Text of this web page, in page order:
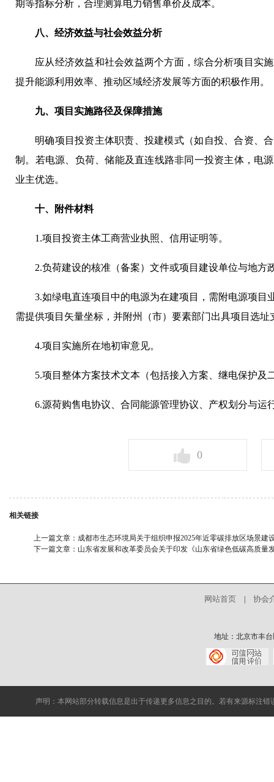
期等指标分析，合理测算电力销售单价及成本。
八、经济效益与社会效益分析
应从经济效益和社会效益两个方面，综合分析项目实
提升能源利用效率、推动区域经济发展等方面的积极作用。
九、项目实施路径及保障措施
明确项目投资主体职责、投建模式（如自投、合资、
制。若电源、负荷、储能及直连线路非同一投资主体，电
业主优选。
十、附件材料
1.项目投资主体工商营业执照、信用证明等。
2.负荷建设的核准（备案）文件或项目建设单位与地方
3.如绿电直连项目中的电源为在建项目，需附电源项
需提供项目矢量坐标，并附州（市）要素部门出具项目选址
4.项目实施所在地初审意见。
5.项目整体方案技术文本（包括接入方案、继电保护及
6.源荷购售电协议、合同能源管理协议、产权划分与运
0
相关链接
上一篇文章： 成都市生态环境局关于组织申报2025年近零碳排放区场景建
下一篇文章： 山东省发展和改革委员会关于印发《山东省绿色低碳高质量
网站首页 协会
地址：北京市丰台
声明：本网站部分转载信息是出于传递更多信息之目的。若有来源标注